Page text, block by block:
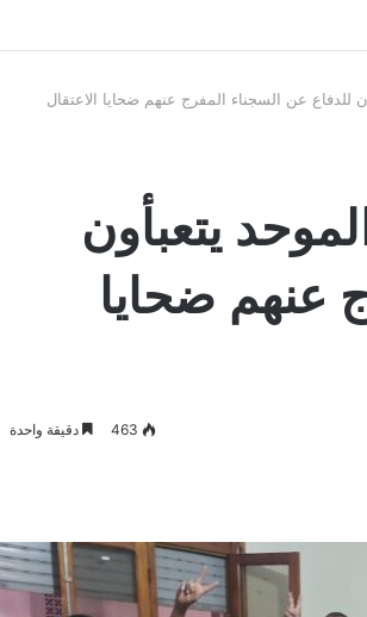
للدفاع عن السجناء المفرج عنهم ضحايا الاعتقال
يتعبأون
عنهم ضحايا
463 دقيقة واحدة